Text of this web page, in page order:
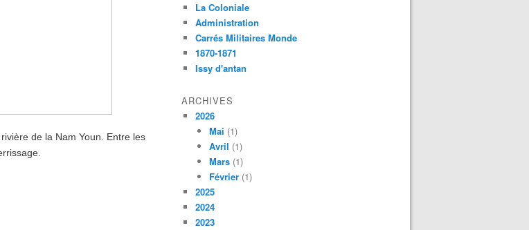
de la Nam Youn. Entre les
La Coloniale
Administration
Carrés Militaires Monde
1870-1871
Issy d'antan
ARCHIVES
2026
Mai (1)
Avril (1)
Mars (1)
Février (1)
2025
2024
2023